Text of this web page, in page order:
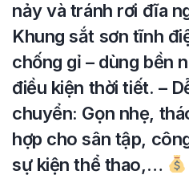
nảy và tránh rơi đĩa
Khung sắt sơn tĩnh
chống gỉ – dùng bền
điều kiện thời tiết. –
chuyển: Gọn nhẹ,
hợp cho sân tập,
sự kiện thể thao,…